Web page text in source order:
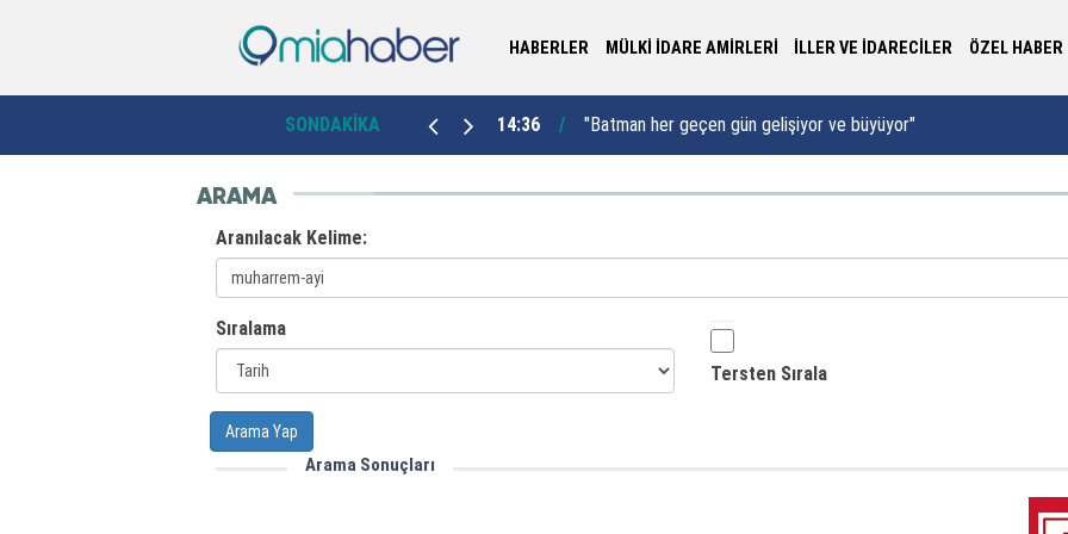
HABERLER MÜLKİ İDARE AMİRLERİ İLLER VE İDARECİLER ÖZEL HABER
SONDAKİKA
Giresun Valiliği'nden fındık sezonunda "Boğulma"
14:36 "Batman her geçen gün gelişiyor ve büyüyor"
ARAMA
Aranılacak Kelime:
Sıralama
Tersten Sırala
Arama Yap
Arama Sonuçları